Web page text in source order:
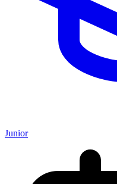
Junior